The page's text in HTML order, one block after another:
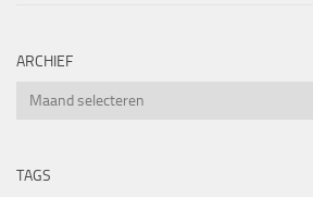
ARCHIEF
Archief
TAGS